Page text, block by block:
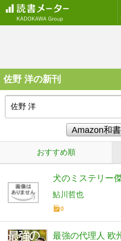
佐野 洋の新刊
おすすめ順
犬のミステリー
鮎川哲也
0
最強の代理人 欧